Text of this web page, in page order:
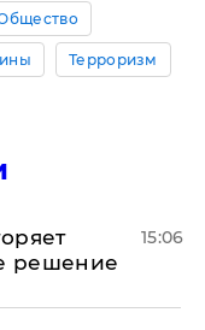
Терроризм
решение
15:06